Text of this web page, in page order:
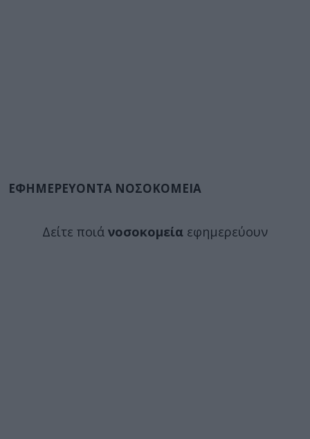
ΕΦΗΜΕΡΕΥΟΝΤΑ ΝΟΣΟΚΟΜΕΙΑ
Δείτε ποιά νοσοκομεία εφημερεύουν